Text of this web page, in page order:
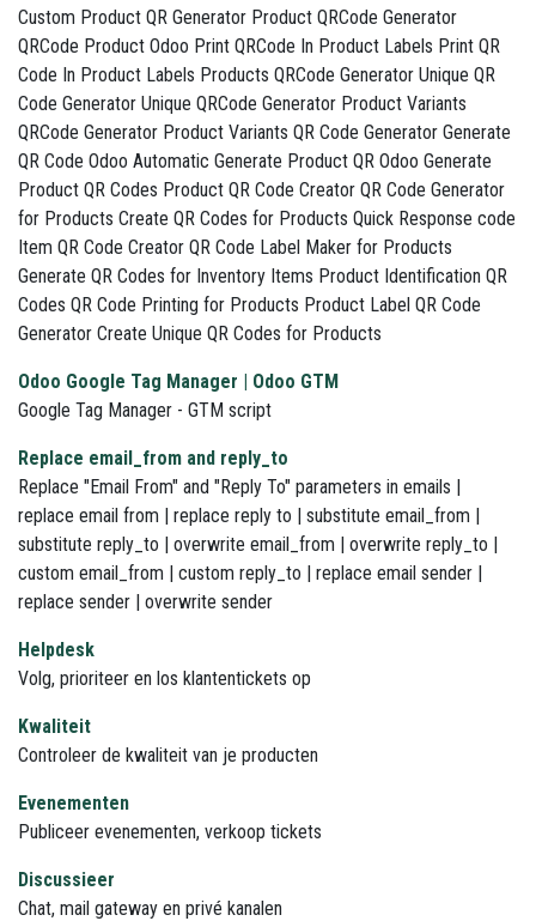
Custom Product QR Generator Product QRCode Generator
QRCode Product Odoo Print QRCode In Product Labels Print QR
Code In Product Labels Products QRCode Generator Unique QR
Code Generator Unique QRCode Generator Product Variants
QRCode Generator Product Variants QR Code Generator Generate
QR Code Odoo Automatic Generate Product QR Odoo Generate
Product QR Codes Product QR Code Creator QR Code Generator
for Products Create QR Codes for Products Quick Response code
Item QR Code Creator QR Code Label Maker for Products
Generate QR Codes for Inventory Items Product Identification QR
Codes QR Code Printing for Products Product Label QR Code
Generator Create Unique QR Codes for Products
Odoo Google Tag Manager | Odoo GTM
Google Tag Manager - GTM script
Replace email_from and reply_to
Replace "Email From" and "Reply To" parameters in emails |
replace email from | replace reply to | substitute email_from |
substitute reply_to | overwrite email_from | overwrite reply_to |
custom email_from | custom reply_to | replace email sender |
replace sender | overwrite sender
Helpdesk
Volg, prioriteer en los klantentickets op
Kwaliteit
Controleer de kwaliteit van je producten
Evenementen
Publiceer evenementen, verkoop tickets
Discussieer
Chat, mail gateway en privé kanalen